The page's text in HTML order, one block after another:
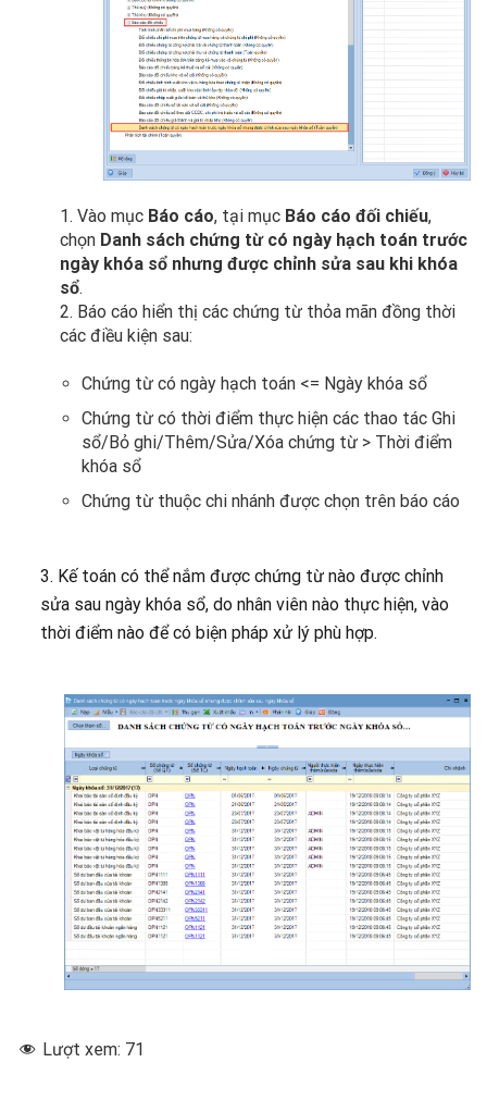
1. Vào mục Báo cáo, tại mục Báo cáo đối chiếu,
chọn Danh sách chứng từ có ngày hạch toán trước
ngày khóa sổ nhưng được chỉnh sửa sau khi khóa
sổ.
2. Báo cáo hiển thị các chứng từ thỏa mãn đồng thời
các điều kiện sau:
Chứng từ có ngày hạch toán <= Ngày khóa sổ
Chứng từ có thời điểm thực hiện các thao tác Ghi
sổ/Bỏ ghi/Thêm/Sửa/Xóa chứng từ > Thời điểm
khóa sổ
Chứng từ thuộc chi nhánh được chọn trên báo cáo
3. Kế toán có thể nắm được chứng từ nào được chỉnh
sửa sau ngày khóa sổ, do nhân viên nào thực hiện, vào
thời điểm nào để có biện pháp xử lý phù hợp.
Lượt xem: 71